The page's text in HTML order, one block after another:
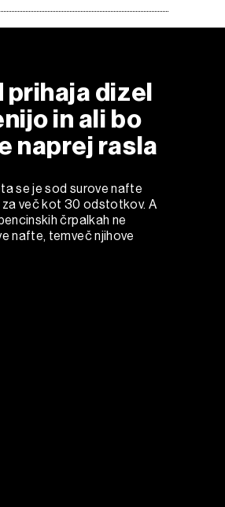
prihaja dizel
in ali bo
naprej rasla
se je sod surove nafte
več kot 30 odstotkov. A
črpalkah ne
nafte, temveč njihove